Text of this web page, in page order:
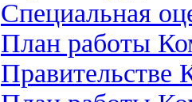
Специальная
План работы
Правительстве